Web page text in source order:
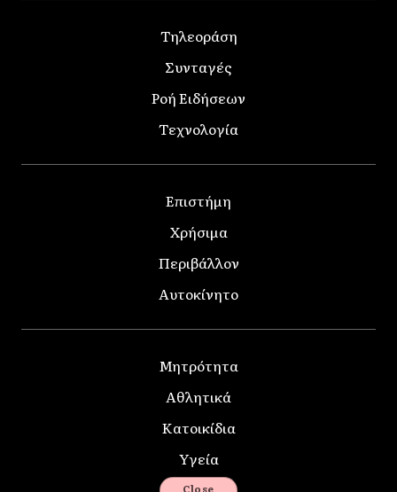
Τηλεοράση
Συνταγές
Ροή Ειδήσεων
Τεχνολογία
Επιστήμη
Χρήσιμα
Περιβάλλον
Αυτοκίνητο
Μητρότητα
Αθλητικά
Κατοικίδια
Υγεία
Close